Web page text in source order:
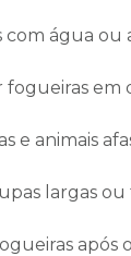
água ou
fogueiras em
e animais
largas
após